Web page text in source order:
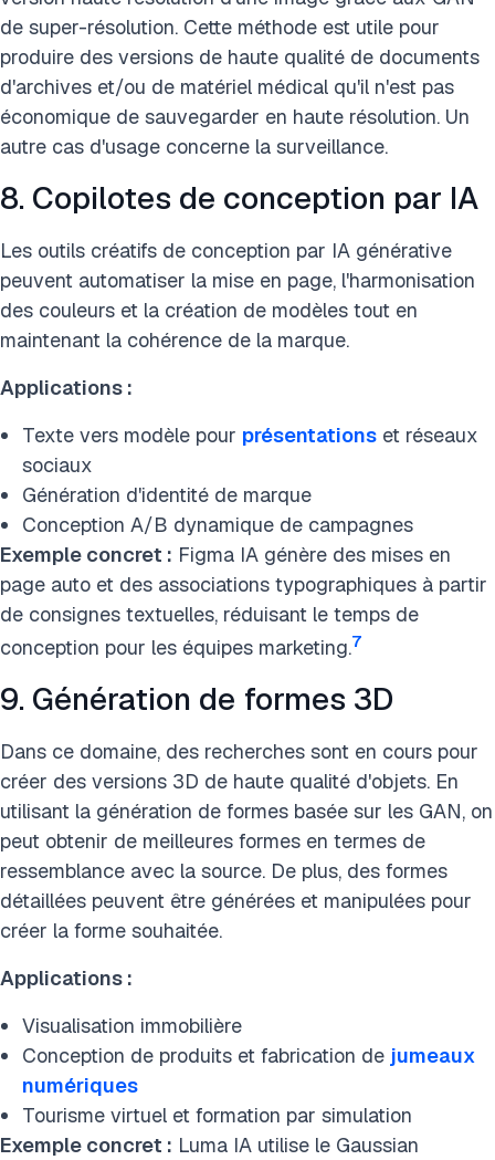
de super-résolution. Cette méthode est utile pour
produire des versions de haute qualité de documents
d'archives et/ou de matériel médical qu'il n'est pas
économique de sauvegarder en haute résolution. Un
autre cas d'usage concerne la surveillance.
8. Copilotes de conception par IA
Les outils créatifs de conception par IA générative
peuvent automatiser la mise en page, l'harmonisation
des couleurs et la création de modèles tout en
maintenant la cohérence de la marque.
Applications :
Texte vers modèle pour présentations et réseaux
sociaux
Génération d'identité de marque
Conception A/B dynamique de campagnes
Exemple concret : Figma IA génère des mises en
page auto et des associations typographiques à partir
de consignes textuelles, réduisant le temps de
conception pour les équipes marketing.7
9. Génération de formes 3D
Dans ce domaine, des recherches sont en cours pour
créer des versions 3D de haute qualité d'objets. En
utilisant la génération de formes basée sur les GAN, on
peut obtenir de meilleures formes en termes de
ressemblance avec la source. De plus, des formes
détaillées peuvent être générées et manipulées pour
créer la forme souhaitée.
Applications :
Visualisation immobilière
Conception de produits et fabrication de jumeaux
numériques
Tourisme virtuel et formation par simulation
Exemple concret : Luma IA utilise le Gaussian